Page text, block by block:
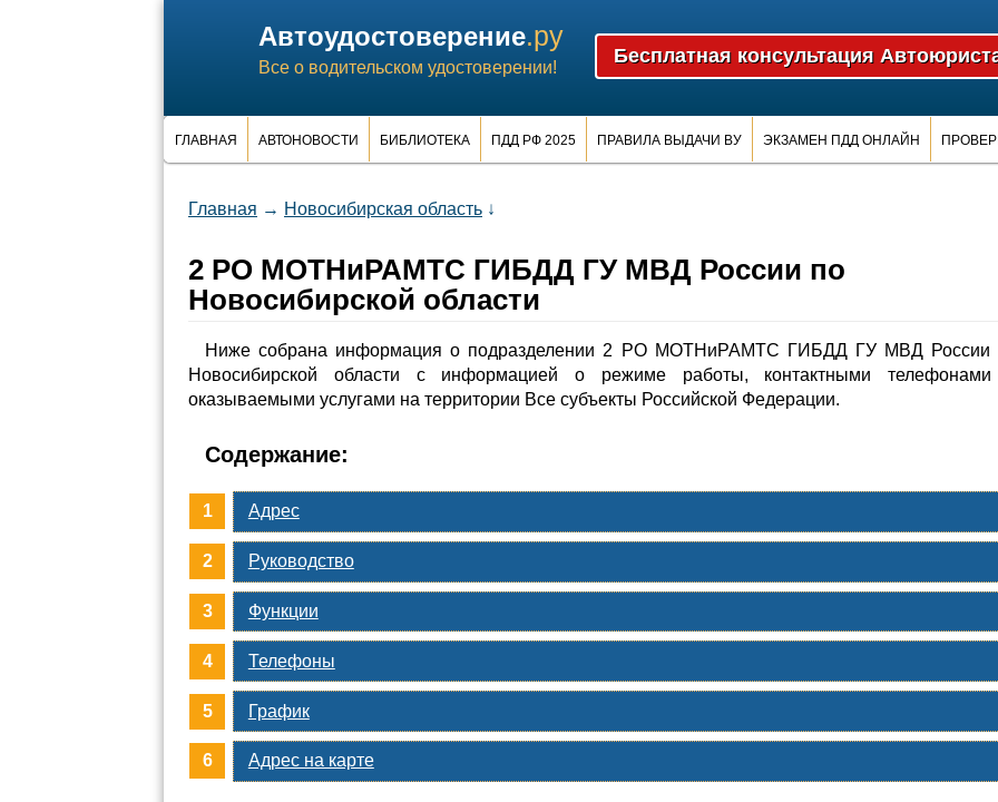
Автоудостоверение.ру
Все о водительском удостоверении!
ГЛАВНАЯ АВТОНОВОСТИ БИБЛИОТЕКА ПДД РФ 2025 ПРАВИЛА ВЫДАЧИ ВУ ЭКЗАМЕН ПДД ОНЛАЙН
Главная → Новосибирская область ↓
2 РО МОТНиРАМТС ГИБДД ГУ МВД России по
Новосибирской области
Ниже собрана информация о подразделении 2 РО МОТНиРАМТС ГИБДД ГУ МВД России
Новосибирской области с информацией о режиме работы, контактными
оказываемыми услугами на территории Все субъекты Российской Федерации.
Содержание:
Адрес
Руководство
Функции
Телефоны
График
Адрес на карте